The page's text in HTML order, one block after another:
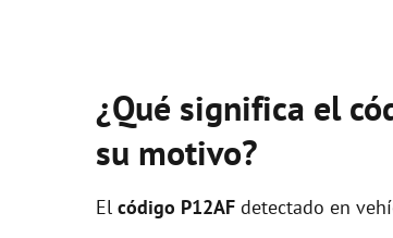
¿Qué significa el
su motivo?
El código P12AF detectado en